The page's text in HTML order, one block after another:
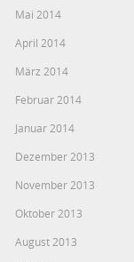
Mai 2014
April 2014
März 2014
Februar 2014
Januar 2014
Dezember 2013
November 2013
Oktober 2013
August 2013